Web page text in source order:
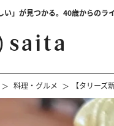
い」が見つかる。40歳からのラ
料理・グルメ 【タリー